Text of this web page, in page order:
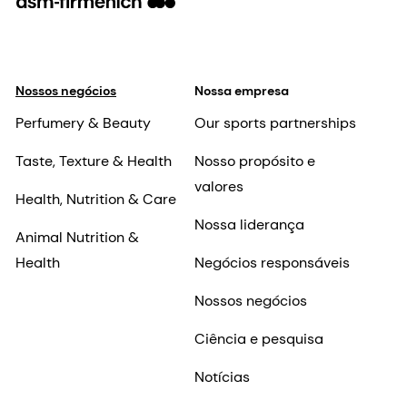
Nossos negócios
Perfumery & Beauty
Taste, Texture & Health
Health, Nutrition & Care
Animal Nutrition &
Health
Nossa empresa
Our sports partnerships
Nosso propósito e
valores
Nossa liderança
Negócios responsáveis
Nossos negócios
Ciência e pesquisa
Notícias